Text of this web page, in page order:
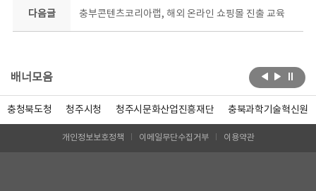
다음글 충부콘텐츠코리아랩, 해외 온라인 쇼핑몰 진출 교육
배너모음
충청북도청 청주시청 청주시문화산업진흥재단 충북과학기술혁신원
개인정보보호정책 이메일무단수집거부 이용약관